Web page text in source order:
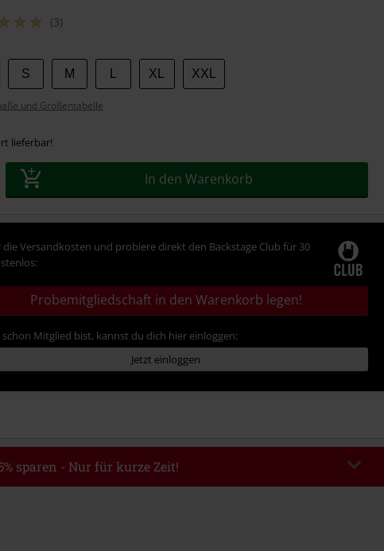
(3)
S M XL XXL
und Größentabelle
lieferbar!
In den Warenkorb
die Versandkosten und probiere direkt den Backstage Club für 30
Probemitgliedschaft in den Warenkorb legen!
schon Mitglied bist, kannst du dich hier einloggen:
Jetzt einloggen
sparen - Nur für kurze Zeit!